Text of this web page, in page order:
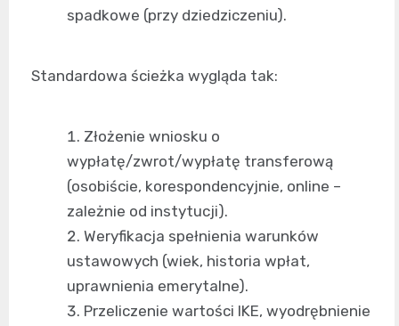
spadkowe (przy dziedziczeniu).
Standardowa ścieżka wygląda tak:
Złożenie wniosku o
wypłatę/zwrot/wypłatę transferową
(osobiście, korespondencyjnie, online –
zależnie od instytucji).
Weryfikacja spełnienia warunków
ustawowych (wiek, historia wpłat,
uprawnienia emerytalne).
Przeliczenie wartości IKE, wyodrębnienie